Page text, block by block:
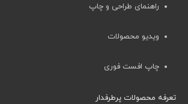
راهنمای طراحی و چاپ
ویدیو محصولات
چاپ افست فوری
تعرفه محصولات پرطرفدار